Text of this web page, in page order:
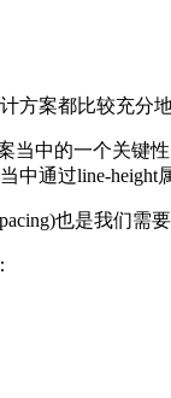
方案都比较充分
当中的一个关
通过line-height
也是我们